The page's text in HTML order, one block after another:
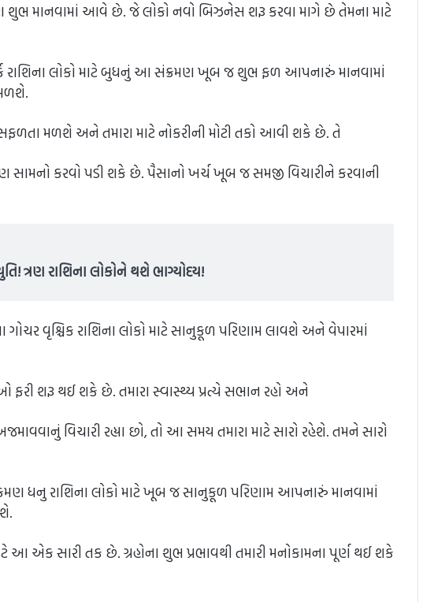
માનવામાં આવે છે. જે લોકો નવો બિઝનેસ શરૂ કરવા માગે છે તેમના માટે
રાશિના લોકો માટે બુધનું આ સંક્રમણ ખૂબ જ શુભ ફળ આપનારું માનવામાં
સફળતા મળશે અને તમારા માટે નોકરીની મોટી તકો આવી શકે છે. તે
કરવો પડી શકે છે. પૈસાનો ખર્ચ ખૂબ જ સમજી વિચારીને કરવાની
ત્રણ રાશિના લોકોને થશે ભાગ્યોદય!
વૃશ્ચિક રાશિના લોકો માટે સાનુકૂળ પરિણામ લાવશે અને વેપારમાં
શરૂ થઈ શકે છે. તમારા સ્વાસ્થ્ય પ્રત્યે સભાન રહો અને
વિચારી રહ્યા છો, તો આ સમય તમારા માટે સારો રહેશે. તમને સારો
ધનુ રાશિના લોકો માટે ખૂબ જ સાનુકૂળ પરિણામ આપનારું માનવામાં
આ એક સારી તક છે. ગ્રહોના શુભ પ્રભાવથી તમારી મનોકામના પૂર્ણ થઈ શકે